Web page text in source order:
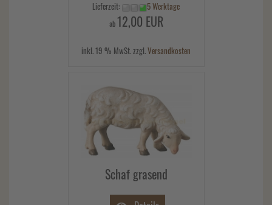
Lieferzeit: 5 Werktage
ab12,00 EUR
inkl. 19 % MwSt. zzgl.Versandkosten
Schaf grasend